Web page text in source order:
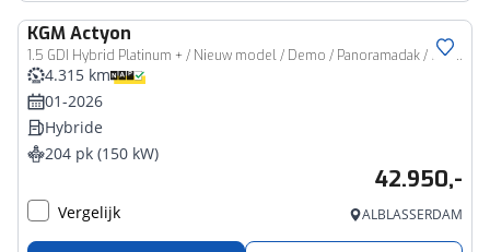
KGMActyon
1.5 GDI Hybrid Platinum + / Nieuw model / Demo / Panoramadak / Luxe uitvoering
4.315 km
01-2026
Hybride
204 pk (150 kW)
42.950,-
Vergelijk ALBLASSERDAM